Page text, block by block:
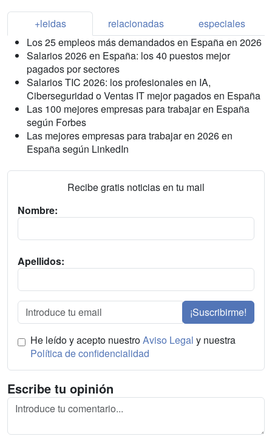
+leidas relacionadas
especiales
Los 25 empleos más demandados en España en 2026
Salarios 2026 en España: los 40 puestos mejor
pagados por sectores
Salarios TIC 2026: los profesionales en IA,
Ciberseguridad o Ventas IT mejor pagados en España
Las 100 mejores empresas para trabajar en España
según Forbes
Las mejores empresas para trabajar en 2026 en
España según LinkedIn
Recibe gratis noticias en tu mail
Nombre:
Apellidos:
¡Suscribirme!
He leído y acepto nuestroAviso Legal y nuestra
Política de confidencialidad
Escribe tu opinión